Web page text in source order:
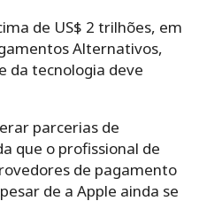
de US$ 2 trilhões, em
Alternativos,
da tecnologia deve
parcerias de
que o profissional de
de pagamento
de a Apple ainda se